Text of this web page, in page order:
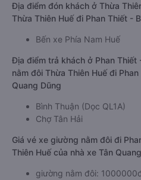
Địa điểm đón khách ở Thừa
Thừa Thiên Huế đi Phan Thiết -
Bến xe Phía Nam Huế
Địa điểm trả khách ở Phan Thiết
nằm đôi Thừa Thiên Huế đi
Quang Dũng
Bình Thuận (Dọc QL1A)
Chợ Tân Hải
Giá vé xe giường nằm đôi đi
Thiên Huế của nhà xe Tân
giường nằm đôi: